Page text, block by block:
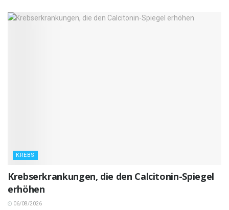
KREBS
Krebserkrankungen, die den Calcitonin-Spiegel
erhöhen
06/08/2026